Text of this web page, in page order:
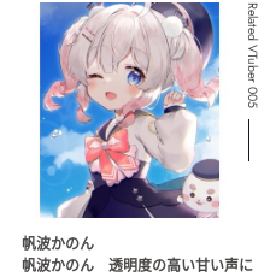
Related VTuber 005
帆波かのん
帆波かのん 透明度の高い甘い声に